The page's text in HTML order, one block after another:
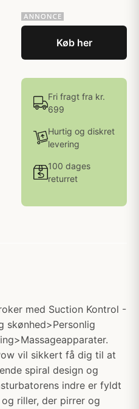
Køb her
Fri fragt fra kr.
699
Hurtig og diskret
levering
100 dages
returret
med Suction Kontrol -
skønhed>Personlig
vil sikkert få dig til at
spiral design og
indre er fyldt
riller, der pirrer og